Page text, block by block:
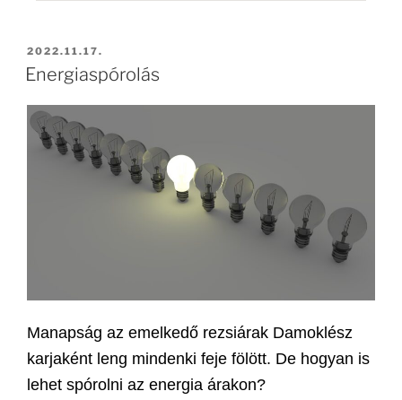
2022.11.17.
Energiaspórolás
Manapság az emelkedő rezsiárak Damoklész
karjaként leng mindenki feje fölött. De hogyan is
lehet spórolni az energia árakon?